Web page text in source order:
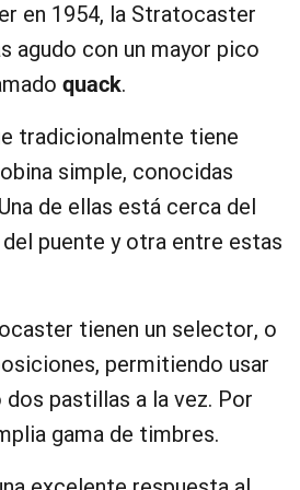
en 1954, la Stratocaster
agudo con un mayor pico
quack.
tradicionalmente tiene
simple, conocidas
de ellas está cerca del
puente y otra entre estas
tienen un selector, o
permitiendo usar
pastillas a la vez. Por
gama de timbres.